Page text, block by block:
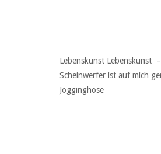
Lebenskunst Lebenskunst
Scheinwerfer ist auf mich
Jogginghose